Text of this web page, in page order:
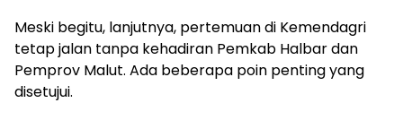
Meski begitu, lanjutnya, pertemuan di Kemendagri
tetap jalan tanpa kehadiran Pemkab Halbar dan
Pemprov Malut. Ada beberapa poin penting yang
disetujui.